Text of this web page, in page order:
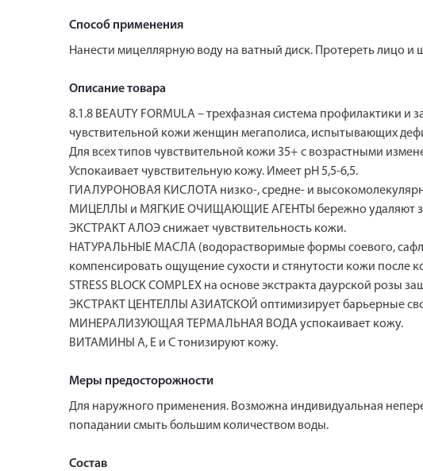
Способ применения
Нанести мицеллярную воду на ватный диск. Протереть лицо
Описание товара
8.1.8 BEAUTY FORMULA – трехфазная система профилактики
чувствительной кожи женщин мегаполиса, испытывающих
Для всех типов чувствительной кожи 35+ с возрастными
Успокаивает чувствительную кожу. Имеет pH 5,5-6,5.
ГИАЛУРОНОВАЯ КИСЛОТА низко-, средне- и
МИЦЕЛЛЫ и МЯГКИЕ ОЧИЩАЮЩИЕ АГЕНТЫ бережно удаляют
ЭКСТРАКТ АЛОЭ снижает чувствительность кожи.
НАТУРАЛЬНЫЕ МАСЛА (водорастворимые формы соевого,
компенсировать ощущение сухости и стянутости кожи после
STRESS BLOCK COMPLEX на основе экстракта даурской розы
ЭКСТРАКТ ЦЕНТЕЛЛЫ АЗИАТСКОЙ оптимизирует барьерные
МИНЕРАЛИЗУЮЩАЯ ТЕРМАЛЬНАЯ ВОДА успокаивает кожу.
ВИТАМИНЫ A, E и C тонизируют кожу.
Меры предосторожности
Для наружного применения. Возможна индивидуальная
попадании смыть большим количеством воды.
Состав